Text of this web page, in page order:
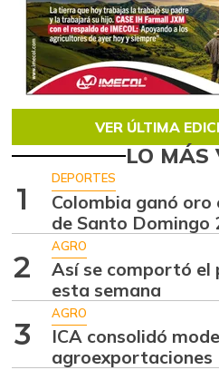
VER ÚLTIMA
LO MÁS
1
DEPORTES
Colombia ganó
de Santo Domingo
2
AGRO
Así se comportó el
esta semana
3
AGRO
ICA consolidó
agroexportaciones